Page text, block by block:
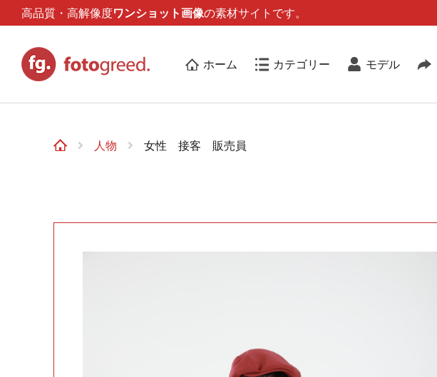
高品質・高解像度ワンショット画像の素材サイトです。
ホーム カテゴリー モデル
人物 女性 接客 販売員